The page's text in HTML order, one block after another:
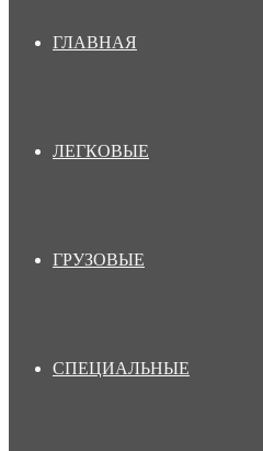
ГЛАВНАЯ
ЛЕГКОВЫЕ
ГРУЗОВЫЕ
СПЕЦИАЛЬНЫЕ